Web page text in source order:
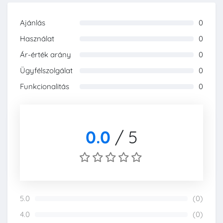
Ajánlás
0
Használat
0
Ár-érték arány
0
Ügyfélszolgálat
0
Funkcionalitás
0
0.0 / 5
5.0
(0)
4.0
(0)